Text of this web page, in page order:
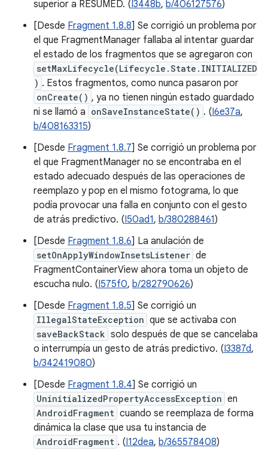
superior a RESUMED. (I3448b, b/406127576)
[Desde Fragment 1.8.8] Se corrigió un problema por
el que FragmentManager fallaba al intentar guardar
el estado de los fragmentos que se agregaron con
setMaxLifecycle(Lifecycle.State.INITIALIZED
) . Estos fragmentos, como nunca pasaron por
onCreate() , ya no tienen ningún estado guardado
ni se llamó a onSaveInstanceState() . (I6e37a,
b/408163315)
[Desde Fragment 1.8.7] Se corrigió un problema por
el que FragmentManager no se encontraba en el
estado adecuado después de las operaciones de
reemplazo y pop en el mismo fotograma, lo que
podía provocar una falla en conjunto con el gesto
de atrás predictivo. (I50ad1, b/380288461)
[Desde Fragment 1.8.6] La anulación de
setOnApplyWindowInsetsListener de
FragmentContainerView ahora toma un objeto de
escucha nulo. (I575f0, b/282790626)
[Desde Fragment 1.8.5] Se corrigió un
IllegalStateException que se activaba con
saveBackStack solo después de que se cancelaba
o interrumpía un gesto de atrás predictivo. (I3387d,
b/342419080)
[Desde Fragment 1.8.4] Se corrigió un
UninitializedPropertyAccessException en
AndroidFragment cuando se reemplaza de forma
dinámica la clase que usa tu instancia de
AndroidFragment . (I12dea, b/365578408)